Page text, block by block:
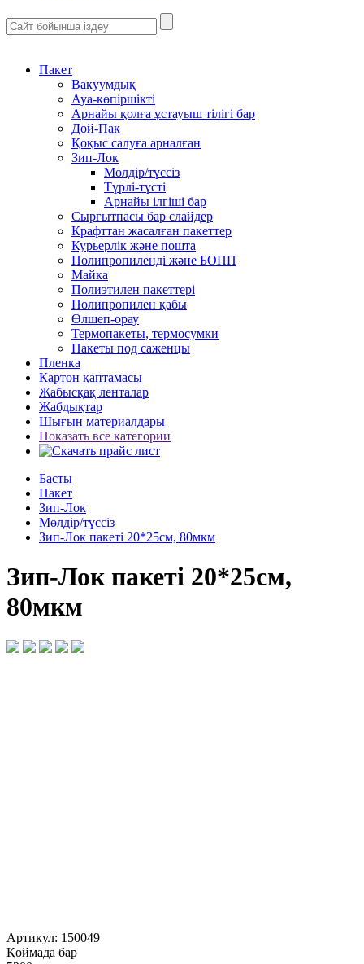
Пакет
Вакуумдық
Ауа-көпіршікті
Арнайы қолға ұстауыш тілігі бар
Дой-Пак
Қоқыс салуға арналған
Зип-Лок
Мөлдір/түссіз
Түрлі-түсті
Арнайы ілгіші бар
Сырғытпасы бар слайдер
Крафттан жасалған пакеттер
Курьерлік және пошта
Полипропиленді және БОПП
Майка
Полиэтилен пакеттері
Полипропилен қабы
Өлшеп-орау
Термопакеты, термосумки
Пакеты под саженцы
Пленка
Картон қаптамасы
Жабысқақ ленталар
Жабдықтар
Шығын материалдары
Показать все категории
Басты
Пакет
Зип-Лок
Мөлдір/түссіз
Зип-Лок пакеті 20*25см, 80мкм
Зип-Лок пакеті 20*25см,
80мкм
Артикул: 150049
Қоймада бар